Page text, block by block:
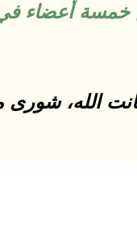
خمسة أعضاء
الله،